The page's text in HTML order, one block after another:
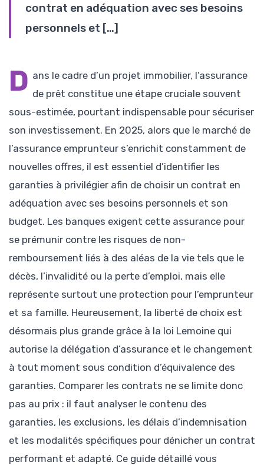
contrat en adéquation avec ses besoins
personnels et […]
D ans le cadre d’un projet immobilier, l’assurance
de prêt constitue une étape cruciale souvent
sous-estimée, pourtant indispensable pour sécuriser
son investissement. En 2025, alors que le marché de
l’assurance emprunteur s’enrichit constamment de
nouvelles offres, il est essentiel d’identifier les
garanties à privilégier afin de choisir un contrat en
adéquation avec ses besoins personnels et son
budget. Les banques exigent cette assurance pour
se prémunir contre les risques de non-
remboursement liés à des aléas de la vie tels que le
décès, l’invalidité ou la perte d’emploi, mais elle
représente surtout une protection pour l’emprunteur
et sa famille. Heureusement, la liberté de choix est
désormais plus grande grâce à la loi Lemoine qui
autorise la délégation d’assurance et le changement
à tout moment sous condition d’équivalence des
garanties. Comparer les contrats ne se limite donc
pas au prix : il faut analyser le contenu des
garanties, les exclusions, les délais d’indemnisation
et les modalités spécifiques pour dénicher un contrat
performant et adapté. Ce guide détaillé vous